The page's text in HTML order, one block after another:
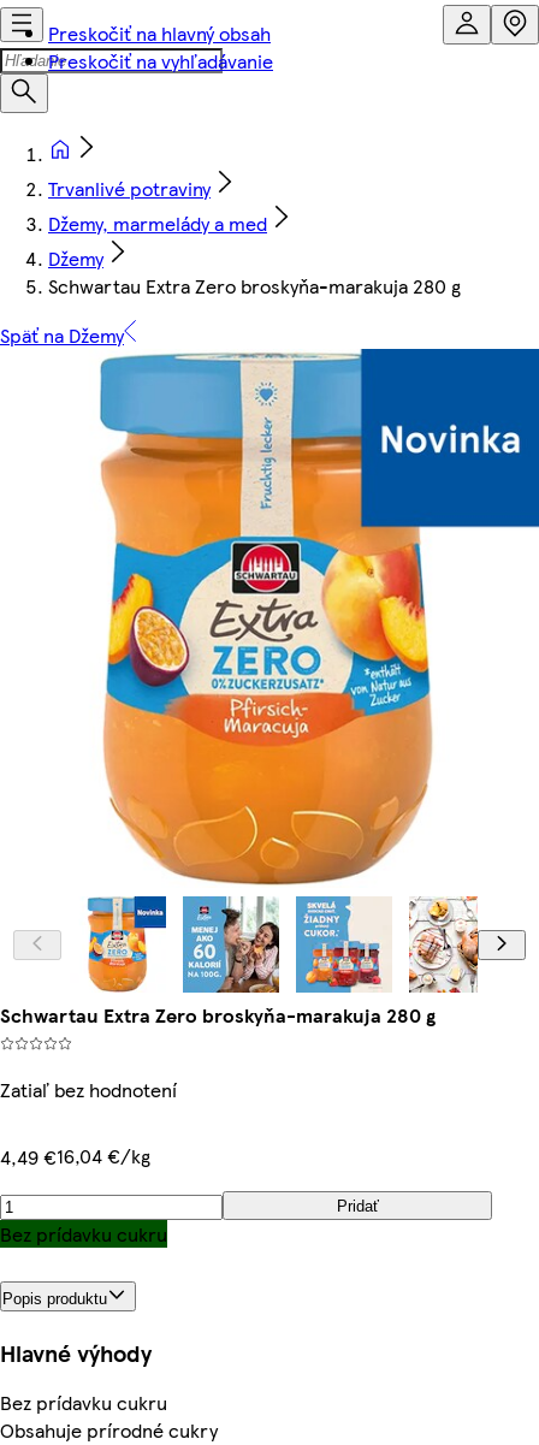
Preskočiť na hlavný obsah
Preskočiť na vyhľadávanie
Trvanlivé potraviny
Džemy, marmelády a med
Džemy
Schwartau Extra Zero broskyňa-marakuja 280 g
Späť na Džemy
Schwartau Extra Zero broskyňa-marakuja 280 g
Zatiaľ bez hodnotení
4,49 €16,04 €/kg
Pridať
Bez prídavku cukru
Popis produktu
Hlavné výhody
Bez prídavku cukru
Obsahuje prírodné cukry